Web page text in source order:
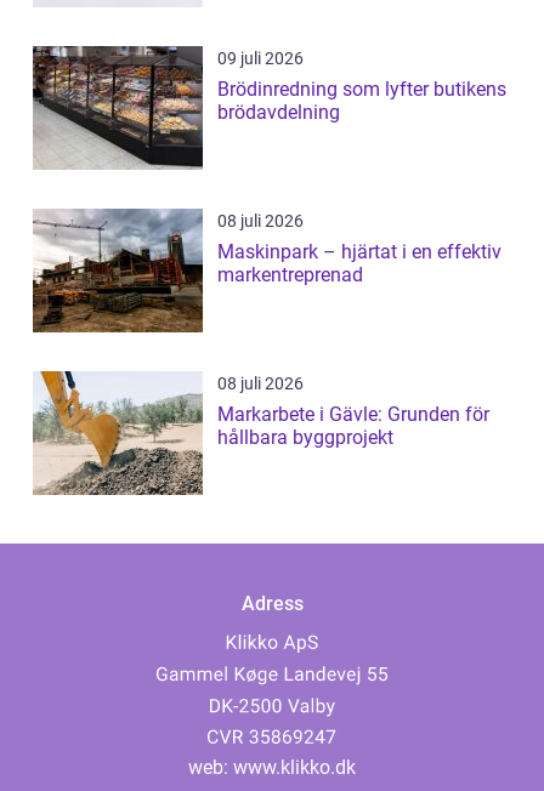
09 juli 2026
Brödinredning som lyfter butikens
brödavdelning
08 juli 2026
Maskinpark – hjärtat i en effektiv
markentreprenad
08 juli 2026
Markarbete i Gävle: Grunden för
hållbara byggprojekt
Adress
web: www.klikko.dk